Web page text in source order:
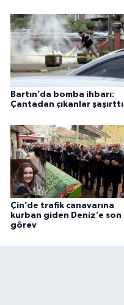
Bartın’da bomba ihbarı:
Çantadan çıkanlar şaşırttı
Çin’de trafik canavarına
kurban giden Deniz’e son
görev